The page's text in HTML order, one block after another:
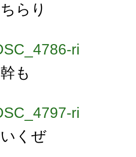
ちらり
幹も
いくぜ